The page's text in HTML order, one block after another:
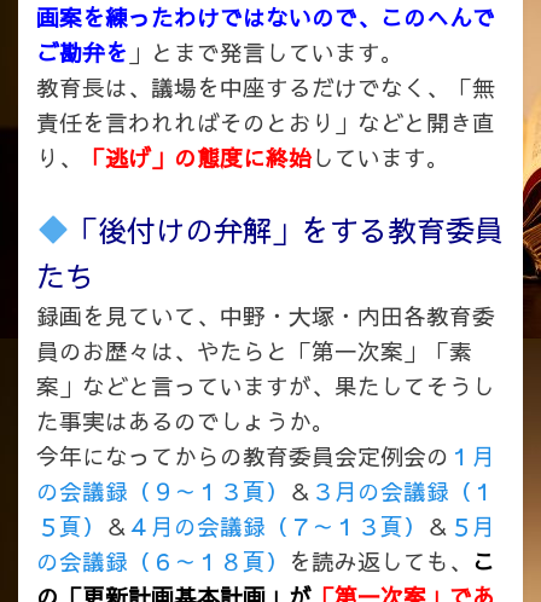
画案を練ったわけではないので、このへんで
ご勘弁を 」とまで発言しています。
教育長は、議場を中座するだけでなく、「無
責任を言われればそのとおり」などと開き直
り、
「逃げ」の態度に終始しています。
「後付けの弁解」をする教育委員
たち
録画を見ていて、中野・大塚・内田各教育委
員のお歴々は、やたらと「第一次案」「素
案」などと言っていますが、 果たしてそうし
た事実はあるのでしょうか。
今年になってからの教育委員会定例会の １月
の会議録（９～１３頁） ＆ ３月の会議録（１
５頁） ＆４月の会議録（７～１３頁） ＆ ５月
の会議録（６～１８頁） を読み返しても、 こ